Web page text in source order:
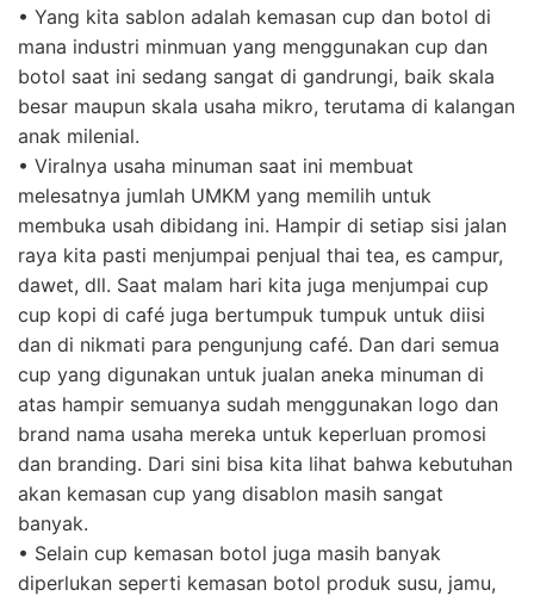
• Yang kita sablon adalah kemasan cup dan botol di
mana industri minmuan yang menggunakan cup dan
botol saat ini sedang sangat di gandrungi, baik skala
besar maupun skala usaha mikro, terutama di kalangan
anak milenial.
• Viralnya usaha minuman saat ini membuat
melesatnya jumlah UMKM yang memilih untuk
membuka usah dibidang ini. Hampir di setiap sisi jalan
raya kita pasti menjumpai penjual thai tea, es campur,
dawet, dll. Saat malam hari kita juga menjumpai cup
cup kopi di café juga bertumpuk tumpuk untuk diisi
dan di nikmati para pengunjung café. Dan dari semua
cup yang digunakan untuk jualan aneka minuman di
atas hampir semuanya sudah menggunakan logo dan
brand nama usaha mereka untuk keperluan promosi
dan branding. Dari sini bisa kita lihat bahwa kebutuhan
akan kemasan cup yang disablon masih sangat
banyak.
• Selain cup kemasan botol juga masih banyak
diperlukan seperti kemasan botol produk susu, jamu,